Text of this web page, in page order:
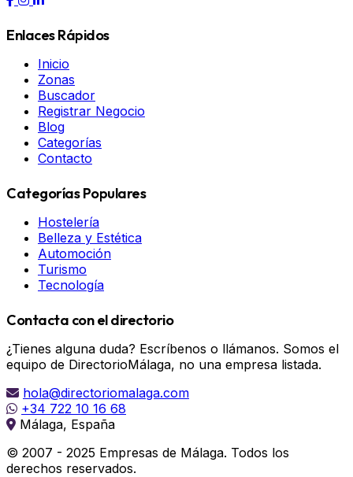
Enlaces Rápidos
Inicio
Zonas
Buscador
Registrar Negocio
Blog
Categorías
Contacto
Categorías Populares
Hostelería
Belleza y Estética
Automoción
Turismo
Tecnología
Contacta con el directorio
¿Tienes alguna duda? Escríbenos o llámanos. Somos el
equipo de DirectorioMálaga, no una empresa listada.
hola@directoriomalaga.com
+34 722 10 16 68
Málaga, España
© 2007 - 2025 Empresas de Málaga. Todos los
derechos reservados.